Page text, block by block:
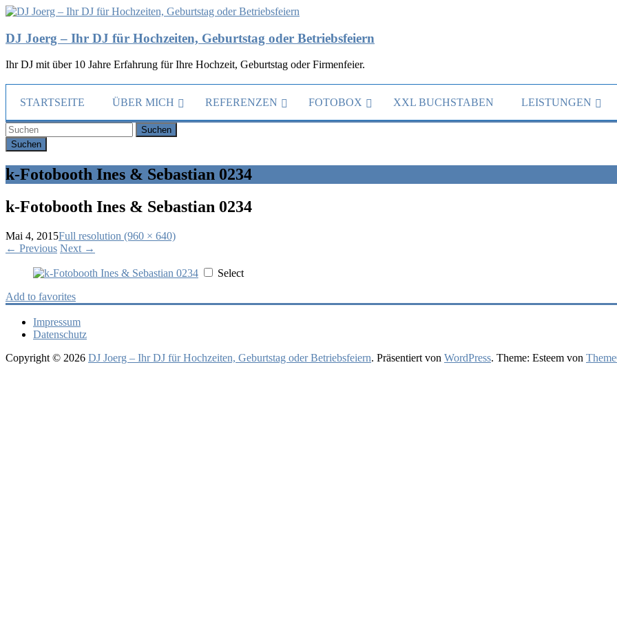
DJ Joerg – Ihr DJ für Hochzeiten, Geburtstag oder Betriebsfeiern
Ihr DJ mit über 10 Jahre Erfahrung für Ihre Hochzeit, Geburtstag oder Firmenfeier.
STARTSEITE ÜBER MICH REFERENZEN FOTOBOX XXL BUCHSTABEN LEISTUNGEN
Suchen
k-Fotobooth Ines & Sebastian 0234
k-Fotobooth Ines & Sebastian 0234
Mai 4, 2015Full resolution (960 × 640)
← Previous Next →
Select
Add to favorites
Impressum
Datenschutz
Copyright © 2026 DJ Joerg – Ihr DJ für Hochzeiten, Geburtstag oder Betriebsfeiern. Präsentiert von WordPress. Theme: Esteem von